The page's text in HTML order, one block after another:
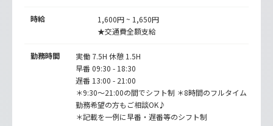
時給
1,600円 ~ 1,650円
★交通費全額支給
勤務時間
実働 7.5H 休憩 1.5H
早番 09:30 - 18:30
遅番 13:00 - 21:00
＊9:30～21:00の間でシフト制 ＊8時間のフルタイム
勤務希望の方もご相談OK♪
＊記載を一例に早番・遅番等のシフト制